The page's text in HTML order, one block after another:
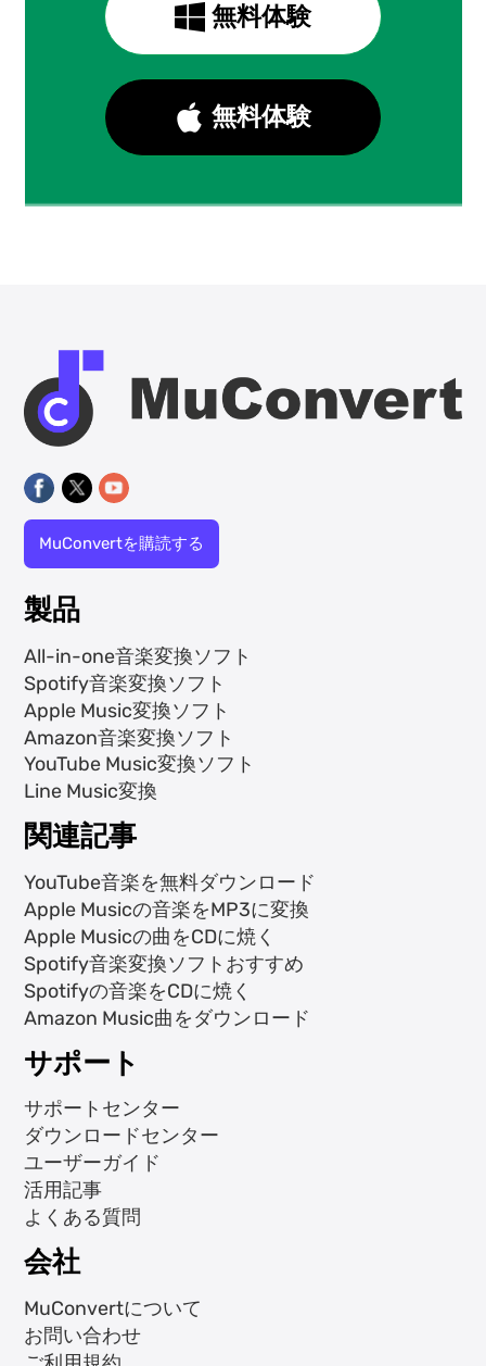
無料体験
無料体験
MuConvertを購読する
製品
All-in-one音楽変換ソフト
Spotify音楽変換ソフト
Apple Music変換ソフト
Amazon音楽変換ソフト
YouTube Music変換ソフト
Line Music変換
関連記事
YouTube音楽を無料ダウンロード
Apple Musicの音楽をMP3に変換
Apple Musicの曲をCDに焼く
Spotify音楽変換ソフトおすすめ
Spotifyの音楽をCDに焼く
Amazon Music曲をダウンロード
サポート
サポートセンター
ダウンロードセンター
ユーザーガイド
活用記事
よくある質問
会社
MuConvertについて
お問い合わせ